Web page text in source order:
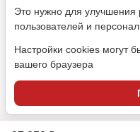
Политика
Согласие на
SEO-
Это нужно для улучшения
пользователей и
Настройки cookies могут
вашего браузера